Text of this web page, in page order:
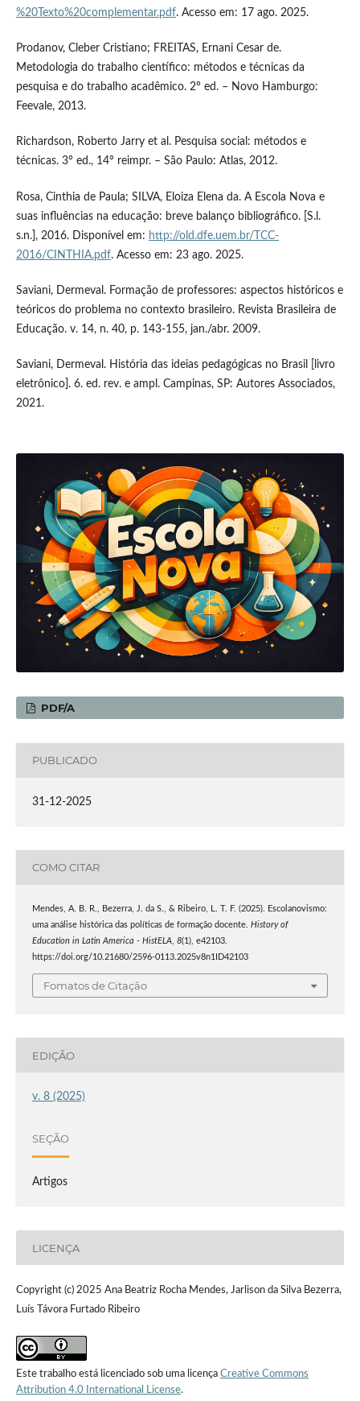
%20Texto%20complementar.pdf. Acesso em: 17 ago. 2025.
Prodanov, Cleber Cristiano; FREITAS, Ernani Cesar de.
Metodologia do trabalho científico: métodos e técnicas da
pesquisa e do trabalho acadêmico. 2° ed. – Novo Hamburgo:
Feevale, 2013.
Richardson, Roberto Jarry et al. Pesquisa social: métodos e
técnicas. 3° ed., 14° reimpr. – São Paulo: Atlas, 2012.
Rosa, Cinthia de Paula; SILVA, Eloiza Elena da. A Escola Nova e
suas influências na educação: breve balanço bibliográfico. [S.l.
s.n.], 2016. Disponível em: http://old.dfe.uem.br/TCC-
2016/CINTHIA.pdf. Acesso em: 23 ago. 2025.
Saviani, Dermeval. Formação de professores: aspectos históricos e
teóricos do problema no contexto brasileiro. Revista Brasileira de
Educação. v. 14, n. 40, p. 143-155, jan./abr. 2009.
Saviani, Dermeval. História das ideias pedagógicas no Brasil [livro
eletrônico]. 6. ed. rev. e ampl. Campinas, SP: Autores Associados,
2021.
PDF/A
PUBLICADO
31-12-2025
COMO CITAR
Mendes, A. B. R., Bezerra, J. da S., & Ribeiro, L. T. F. (2025). Escolanovismo:
uma análise histórica das políticas de formação docente. History of
Education in Latin America - HistELA, 8(1), e42103.
https://doi.org/10.21680/2596-0113.2025v8n1ID42103
Fomatos de Citação
EDIÇÃO
v. 8 (2025)
SEÇÃO
Artigos
LICENÇA
Copyright (c) 2025 Ana Beatriz Rocha Mendes, Jarlison da Silva Bezerra,
Luís Távora Furtado Ribeiro
Este trabalho está licenciado sob uma licença Creative Commons
Attribution 4.0 International License.